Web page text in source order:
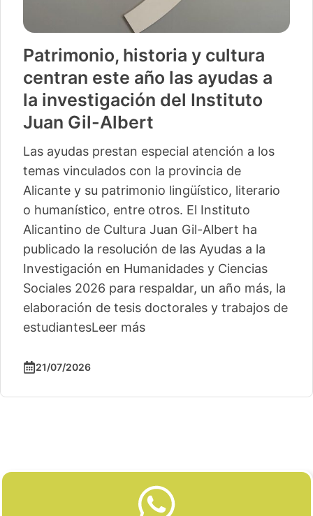
Patrimonio, historia y cultura
centran este año las ayudas a
la investigación del Instituto
Juan Gil-Albert
Las ayudas prestan especial atención a los
temas vinculados con la provincia de
Alicante y su patrimonio lingüístico, literario
o humanístico, entre otros. El Instituto
Alicantino de Cultura Juan Gil-Albert ha
publicado la resolución de las Ayudas a la
Investigación en Humanidades y Ciencias
Sociales 2026 para respaldar, un año más, la
elaboración de tesis doctorales y trabajos de
estudiantesLeer más
21/07/2026